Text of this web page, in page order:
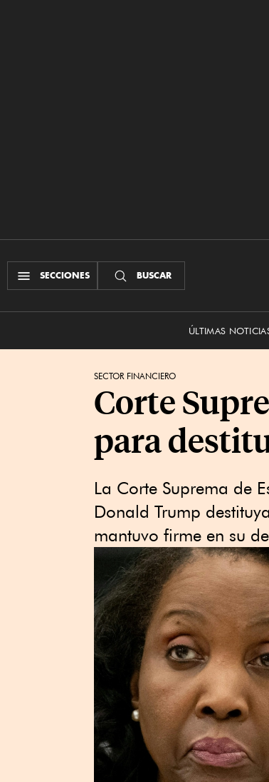
SECCIONES BUSCAR
ÚLTIMAS
SECTOR FINANCIERO
Corte
para
La Corte Suprema de
Donald Trump
mantuvo firme ⁠en su